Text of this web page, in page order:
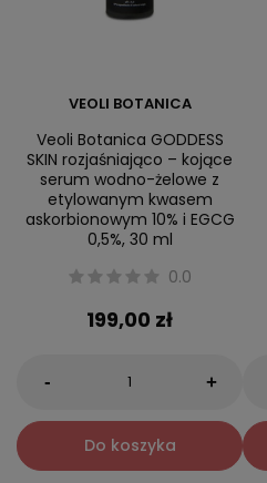
VEOLI BOTANICA
Veoli Botanica GODDESS
SKIN rozjaśniająco – kojące
serum wodno-żelowe z
etylowanym kwasem
askorbionowym 10% i EGCG
0,5%, 30 ml
0.0
199,00 zł
- +
Do koszyka